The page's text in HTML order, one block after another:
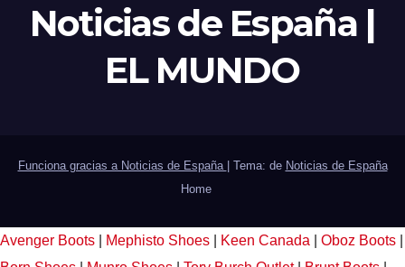
Noticias de España |
EL MUNDO
Funciona gracias a Noticias de España Tema: de Noticias de España
Home
Avenger Boots Mephisto Shoes Keen Canada Oboz Boots